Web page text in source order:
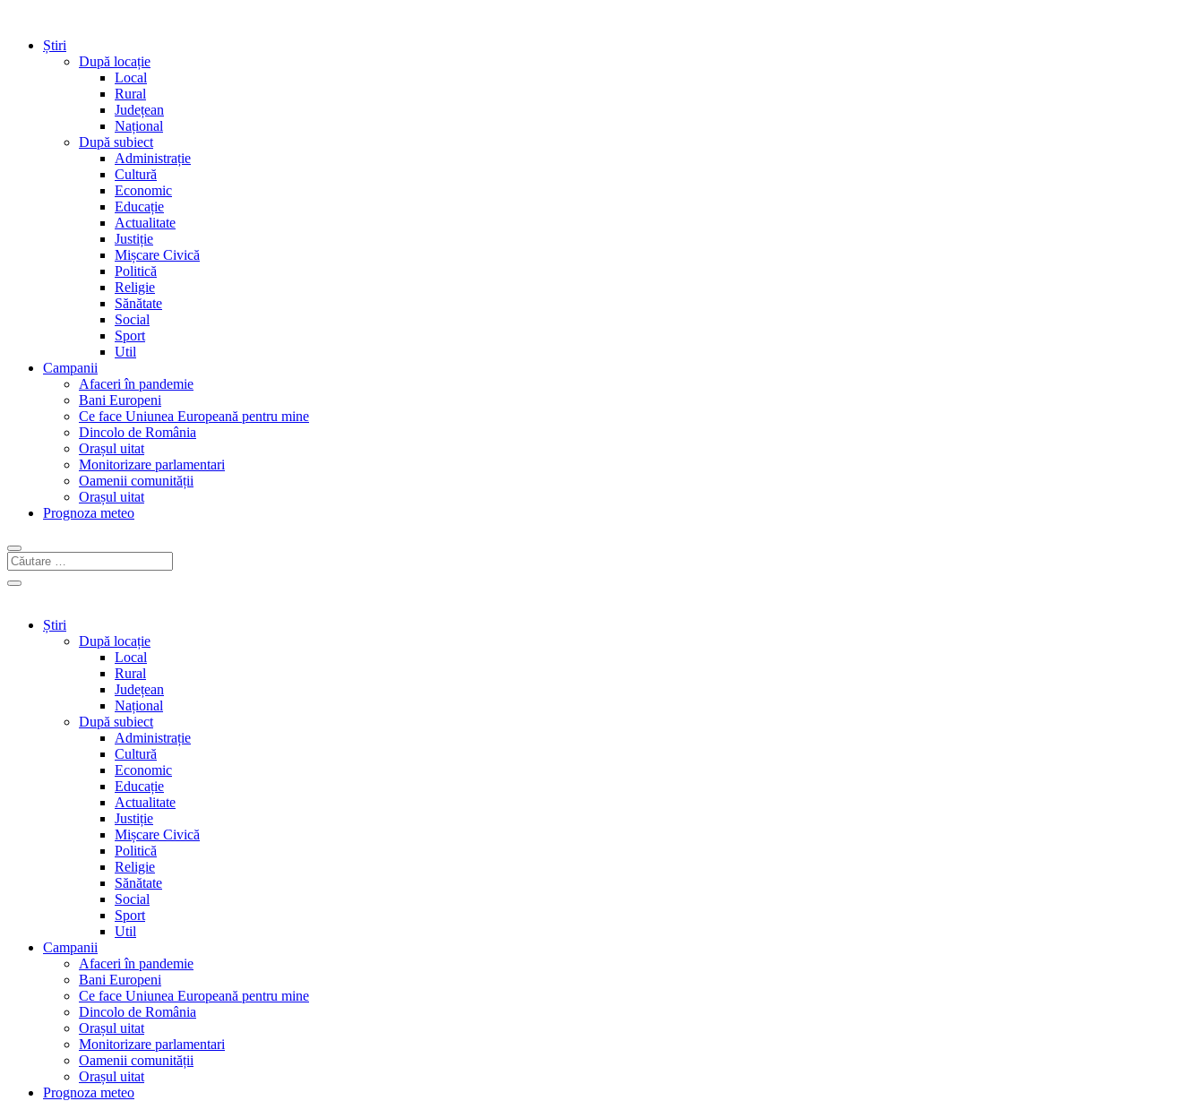
Știri
După locație
Local
Rural
Județean
Național
După subiect
Administrație
Cultură
Economic
Educație
Actualitate
Justiție
Mișcare Civică
Politică
Religie
Sănătate
Social
Sport
Util
Campanii
Afaceri în pandemie
Bani Europeni
Ce face Uniunea Europeană pentru mine
Dincolo de România
Orașul uitat
Monitorizare parlamentari
Oamenii comunității
Orașul uitat
Prognoza meteo
Știri
După locație
Local
Rural
Județean
Național
După subiect
Administrație
Cultură
Economic
Educație
Actualitate
Justiție
Mișcare Civică
Politică
Religie
Sănătate
Social
Sport
Util
Campanii
Afaceri în pandemie
Bani Europeni
Ce face Uniunea Europeană pentru mine
Dincolo de România
Orașul uitat
Monitorizare parlamentari
Oamenii comunității
Orașul uitat
Prognoza meteo